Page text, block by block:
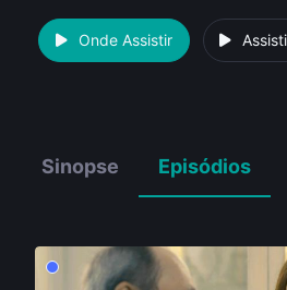
Onde Assistir
Sinopse Episódios